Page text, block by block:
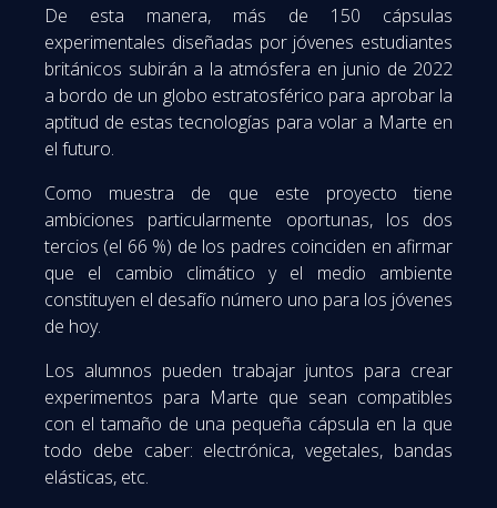
De esta manera, más de 150 cápsulas
experimentales diseñadas por jóvenes estudiantes
británicos subirán a la atmósfera en junio de 2022
a bordo de un globo estratosférico para aprobar la
aptitud de estas tecnologías para volar a Marte en
el futuro.
Como muestra de que este proyecto tiene
ambiciones particularmente oportunas, los dos
tercios (el 66 %) de los padres coinciden en afirmar
que el cambio climático y el medio ambiente
constituyen el desafío número uno para los jóvenes
de hoy.
Los alumnos pueden trabajar juntos para crear
experimentos para Marte que sean compatibles
con el tamaño de una pequeña cápsula en la que
todo debe caber: electrónica, vegetales, bandas
elásticas, etc.